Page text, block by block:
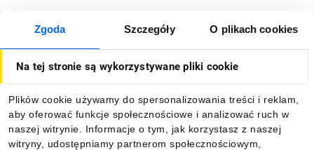
Zgoda Szczegóły O plikach cookies
Na tej stronie są wykorzystywane pliki cookie
Plików cookie używamy do spersonalizowania treści i reklam,
aby oferować funkcje społecznościowe i analizować ruch w
naszej witrynie. Informacje o tym, jak korzystasz z naszej
witryny, udostępniamy partnerom społecznościowym,
O firmie
Informacje